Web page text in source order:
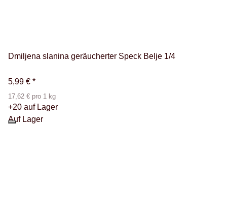
Dmiljena slanina geräucherter Speck Belje 1/4
5,99 € *
17,62 € pro 1 kg
+20 auf Lager
Auf Lager